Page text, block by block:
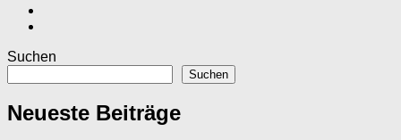
Suchen
Suchen
Neueste Beiträge